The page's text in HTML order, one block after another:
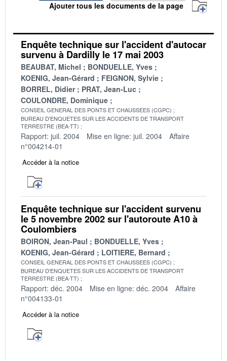
Ajouter tous les documents de la page
Enquête technique sur l'accident d'autocar
survenu à Dardilly le 17 mai 2003
BEAUBAT, Michel
BONDUELLE, Yves
KOENIG, Jean-Gérard
FEIGNON, Sylvie
BORREL, Didier
PRAT, Jean-Luc
COULONDRE, Dominique
CONSEIL GENERAL DES PONTS ET CHAUSSEES (CGPC)
BUREAU D'ENQUETES SUR LES ACCIDENTS DE TRANSPORT
TERRESTRE (BEA-TT)
Rapport: juil. 2004 Mise en ligne: juil. 2004
Affaire
n°004214-01
Accéder à la notice
Enquête technique sur l'accident survenu
le 5 novembre 2002 sur l'autoroute A10 à
Coulombiers
BOIRON, Jean-Paul
BONDUELLE, Yves
KOENIG, Jean-Gérard
LOITIERE, Bernard
CONSEIL GENERAL DES PONTS ET CHAUSSEES (CGPC)
BUREAU D'ENQUETES SUR LES ACCIDENTS DE TRANSPORT
TERRESTRE (BEA-TT)
Rapport: déc. 2004 Mise en ligne: déc. 2004
Affaire
n°004133-01
Accéder à la notice